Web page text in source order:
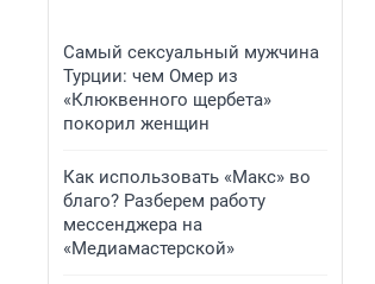
Самый сексуальный мужчина
Турции: чем Омер из
«Клюквенного щербета»
покорил женщин
Как использовать «Макс» во
благо? Разберем работу
мессенджера на
«Медиамастерской»